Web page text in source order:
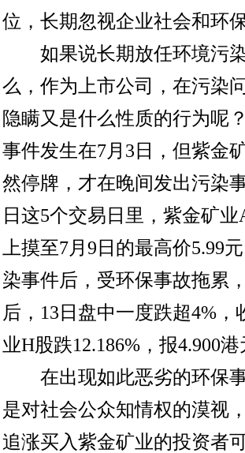
位，长期忽视企业社会和环
如果说长期放任环境污染
么，作为上市公司，在污染
隐瞒又是什么性质的行为呢
事件发生在7月3日，但紫金
然停牌，才在晚间发出污染
日这5个交易日里，紫金矿
上摸至7月9日的最高价5.99
染事件后，受环保事故拖累
后，13日盘中一度跌超4%，
业H股跌12.186%，报4.900
在出现如此恶劣的环保事
是对社会公众知情权的漠视
追涨买入紫金矿业的投资者